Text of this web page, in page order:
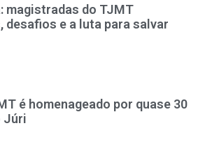
magistradas do TJMT
desafios e a luta para salvar
é homenageado por quase 30
Júri